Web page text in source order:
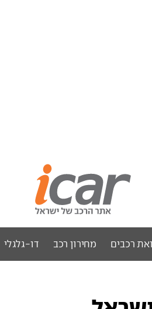
רכבים מחירון רכב דו-גלגלי